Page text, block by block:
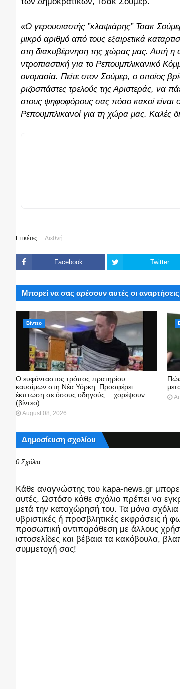
των Δημοκρατικών, Τσακ Σούμερ.
«Ο γερουσιαστής ”κλαψιάρης” Τσακ
μικρό αριθμό από τους εξαιρετικά
στη διακυβέρνηση της χώρας μας. Αυτή η
ντροπιαστική για το Ρεπουμπλικανικό
ονομασία. Πείτε στον Σούμερ, ο οποίος
ριζοσπάστες τρελούς της Αριστεράς, να
στους ψηφοφόρους σας πόσο κακοί είναι
Ρεπουμπλικανοί για τη χώρα μας. Καλές
Ετικέτες: Διεθνή
Facebook Twitter
Μπορεί να σας αρέσουν αυτές οι αναρτήσεις
Βίντεο
Ο ευφάνταστος τρόπος πρατηρίου
καυσίμων στη Νέα Υόρκη: Προσφέρει
έκπτωση σε όσους οδηγούς… χορέψουν
(βίντεο)
August 08, 2026
Δημοσίευση σχολίου
0 Σχόλια
Kάθε αναγνώστης του kapa-news.gr
αυτές. Ωστόσο κάθε σχόλιο πρέπει να
μετά την καταχώρησή του. Τα μόνα
υβριστικές ή προσβλητικές εκφράσεις ή
προσωπική αντιπαράθεση με άλλους
ιστοσελίδες και βέβαια τα κακόβουλα,
συμμετοχή σας!